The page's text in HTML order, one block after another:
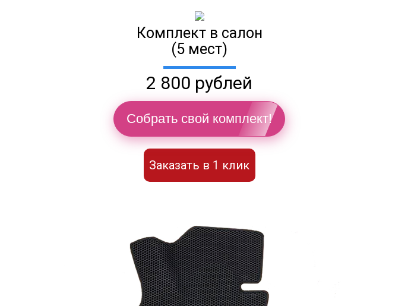
Комплект в салон
(5 мест)
2 800 рублей
Собрать свой комплект!
Заказать в 1 клик